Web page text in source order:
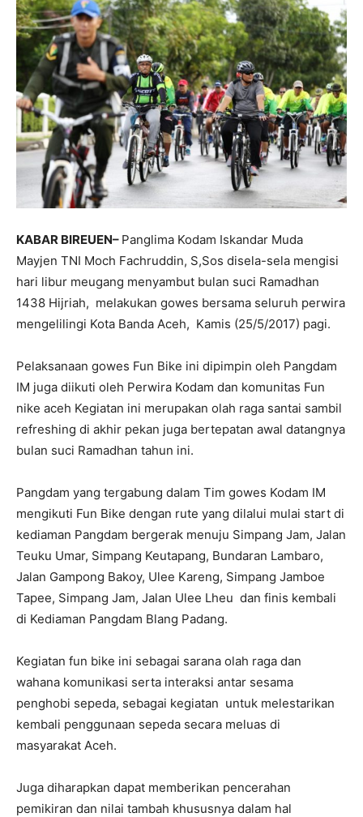
KABAR BIREUEN– Panglima Kodam Iskandar Muda
Mayjen TNI Moch Fachruddin, S,Sos disela-sela mengisi
hari libur meugang menyambut bulan suci Ramadhan
1438 Hijriah, melakukan gowes bersama seluruh perwira
mengelilingi Kota Banda Aceh, Kamis (25/5/2017) pagi.
Pelaksanaan gowes Fun Bike ini dipimpin oleh Pangdam
IM juga diikuti oleh Perwira Kodam dan komunitas Fun
nike aceh Kegiatan ini merupakan olah raga santai sambil
refreshing di akhir pekan juga bertepatan awal datangnya
bulan suci Ramadhan tahun ini.
Pangdam yang tergabung dalam Tim gowes Kodam IM
mengikuti Fun Bike dengan rute yang dilalui mulai start di
kediaman Pangdam bergerak menuju Simpang Jam, Jalan
Teuku Umar, Simpang Keutapang, Bundaran Lambaro,
Jalan Gampong Bakoy, Ulee Kareng, Simpang Jamboe
Tapee, Simpang Jam, Jalan Ulee Lheu dan finis kembali
di Kediaman Pangdam Blang Padang.
Kegiatan fun bike ini sebagai sarana olah raga dan
wahana komunikasi serta interaksi antar sesama
penghobi sepeda, sebagai kegiatan untuk melestarikan
kembali penggunaan sepeda secara meluas di
masyarakat Aceh.
Juga diharapkan dapat memberikan pencerahan
pemikiran dan nilai tambah khususnya dalam hal